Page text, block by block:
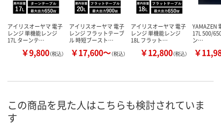
アイリスオーヤマ 電子
レンジ 単機能レンジ
17L ターンテ…
￥9,800（税込）
アイリスオーヤマ 電子
レンジ フラットテーブ
ル 時短ブースト…
￥17,600～（税込）
アイリスオーヤマ 電子
レンジ 単機能レンジ
18L フラット…
￥12,800（税込）
YAMAZEN
17L 500/
ン…
￥
この商品を見た人はこちらも検討されていま
す